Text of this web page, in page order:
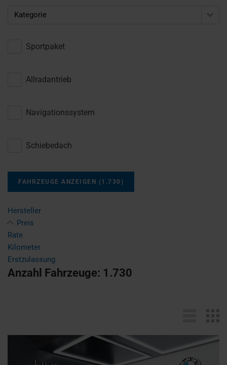
Kategorie
Sportpaket
Allradantrieb
Navigationssystem
Schiebedach
FAHRZEUGE ANZEIGEN (1.730 )
Hersteller
Preis
Rate
Kilometer
Erstzulassung
Anzahl Fahrzeuge: 1.730